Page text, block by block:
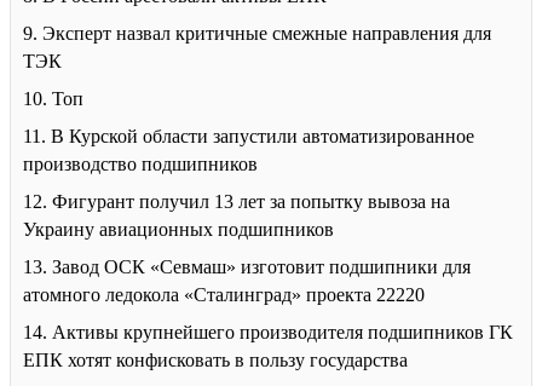
9. Эксперт назвал критичные смежные направления для
ТЭК
10. Топ
11. В Курской области запустили автоматизированное
производство подшипников
12. Фигурант получил 13 лет за попытку вывоза на
Украину авиационных подшипников
13. Завод ОСК «Севмаш» изготовит подшипники для
атомного ледокола «Сталинград» проекта 22220
14. Активы крупнейшего производителя подшипников ГК
ЕПК хотят конфисковать в пользу государства